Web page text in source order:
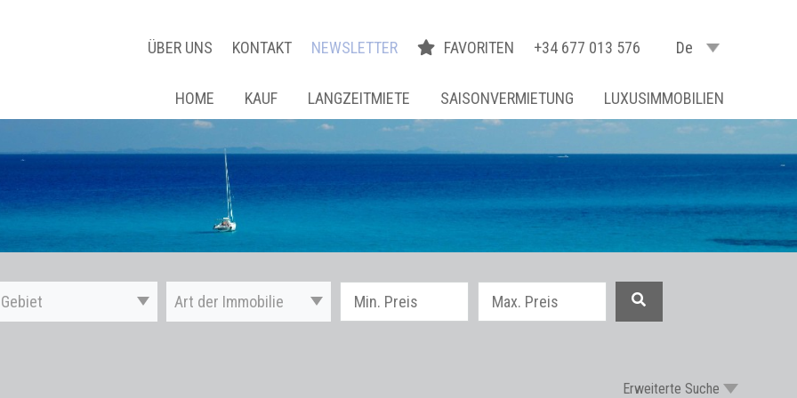
ÜBER UNS KONTAKT NEWSLETTER FAVORITEN +34 677 013 576 De
HOME KAUF LANGZEITMIETE SAISONVERMIETUNG LUXUSIMMOBILIEN
Gebiet Art der Immobilie
Erweiterte Suche